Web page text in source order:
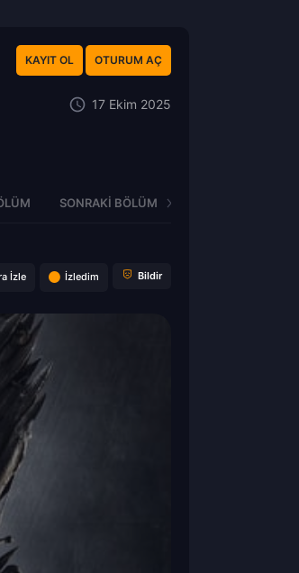
KAYIT OL OTURUM AÇ
17 Ekim 2025
SONRAKI BÖLÜM
İzle İzledim Bildir